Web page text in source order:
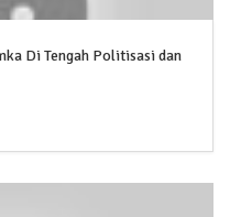
Di Tengah Politisasi dan